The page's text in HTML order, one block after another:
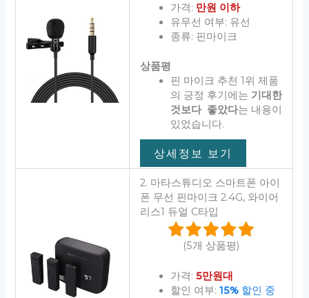
가격: 만원 이하
유무선 여부: 유선
종류: 핀마이크
상품평
핀 마이크 추천 1위 제품
의 긍정 후기에는 기대한
것보다 좋았다는 내용이
있었습니다.
상세정보 보기
2. 마타스튜디오 스마트폰 아이
폰 무선 핀마이크 2.4G, 와이어
리스1 듀얼 C타입
(5개 상품평)
가격: 5만원대
할인 여부: 15%할인 중